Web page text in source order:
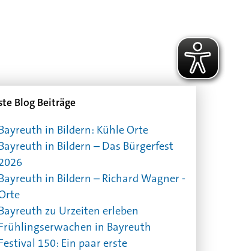
Blog Beiträge
in Bildern: Kühle Orte
in Bildern – Das Bürgerfest
in Bildern – Richard Wagner -
zu Urzeiten erleben
in Bayreuth
150: Ein paar erste